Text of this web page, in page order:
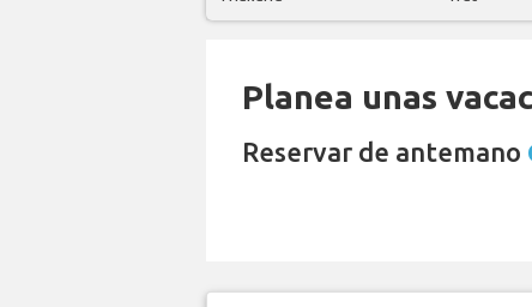
Planea unas
Reservar de antemano